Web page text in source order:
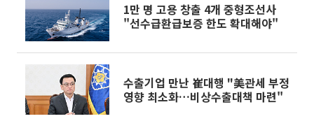
1만 명 고용 창출 4개 중형조선사
"선수급환급보증 한도 확대해야"
수출기업 만난 崔대행 "美관세 부정
영향 최소화…비상수출대책 마련"